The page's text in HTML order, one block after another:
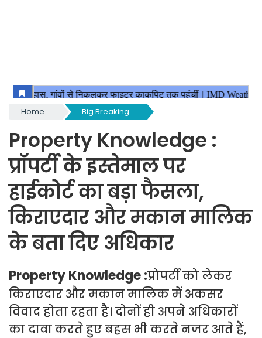
Home Big Breaking
Property Knowledge :
प्रॉपर्टी के इस्‍तेमाल पर
हाईकोर्ट का बड़ा फैसला,
किराएदार और मकान मालिक
के बता दिए अधिकार
Property Knowledge :प्रोपर्टी को लेकर
किराएदार और मकान मालिक में अकसर
विवाद होता रहता है। दोनों ही अपने अधिकारों
का दावा करते हुए बहस भी करते नजर आते हैं,